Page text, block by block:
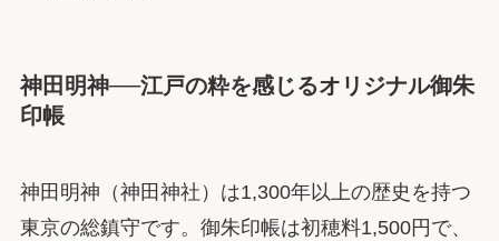
神田明神──江戸の粋を感じるオリジナル御朱
印帳
神田明神（神田神社）は1,300年以上の歴史を持つ
東京の総鎮守です。御朱印帳は初穂料1,500円で、